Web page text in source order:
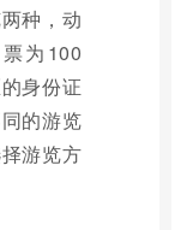
种，动
为100
身份证
的游览
游览方